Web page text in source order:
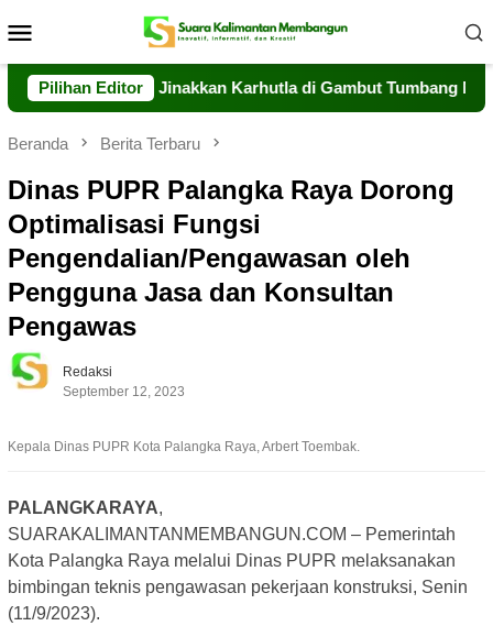
ke
Mobile
Pilihan Editor
Berjibaku Jinakkan Karhutla di Gambut Tumbang Nusa
Beranda Berita Terbaru
Dinas PUPR Palangka Raya Dorong
Optimalisasi Fungsi
Pengendalian/Pengawasan oleh
Pengguna Jasa dan Konsultan
Pengawas
Redaksi
September 12, 2023
Kepala Dinas PUPR Kota Palangka Raya, Arbert Toembak.
PALANGKARAYA,
SUARAKALIMANTANMEMBANGUN.COM – Pemerintah
Kota Palangka Raya melalui Dinas PUPR melaksanakan
bimbingan teknis pengawasan pekerjaan konstruksi, Senin
(11/9/2023).